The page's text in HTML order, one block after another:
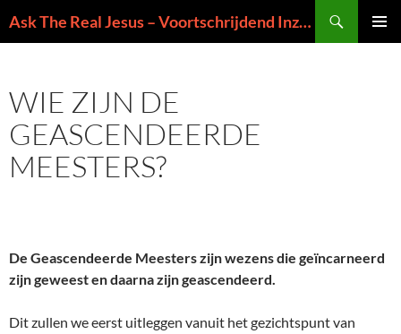
naar
Ask The Real Jesus – Voortschrijdend Inzicht in de Zin van het Leven
WIE ZIJN DE
GEASCENDEERDE
MEESTERS?
De Geascendeerde Meesters zijn wezens die geïncarneerd
zijn geweest en daarna zijn geascendeerd.
Dit zullen we eerst uitleggen vanuit het gezichtspunt van